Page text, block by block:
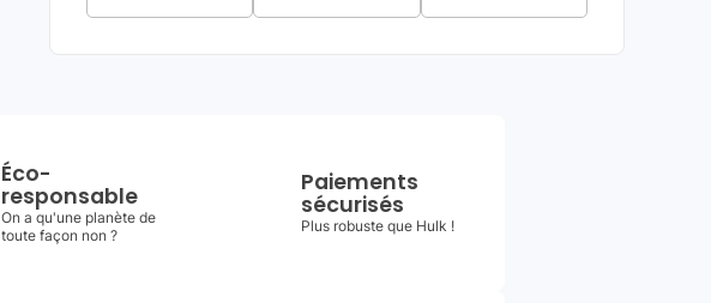
Éco-
responsable
On a qu'une planète de
toute façon non ?
Paiements
sécurisés
Plus robuste que Hulk !